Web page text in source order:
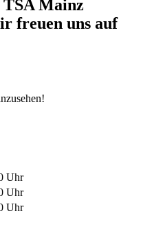
Mainz
freuen uns auf
Uhr
Uhr
Uhr